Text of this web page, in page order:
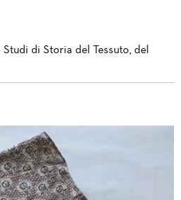
di Storia del Tessuto, del